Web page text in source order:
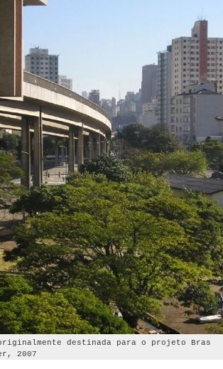
destinada para o projeto Bras
2007